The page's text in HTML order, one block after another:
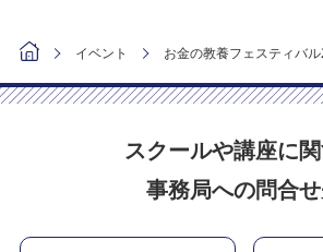
イベント お金の教養フェスティバ
スクールや講座に
事務局への問合